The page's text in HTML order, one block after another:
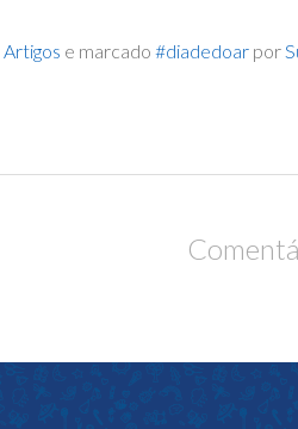
Artigos e marcado #diadedoar por